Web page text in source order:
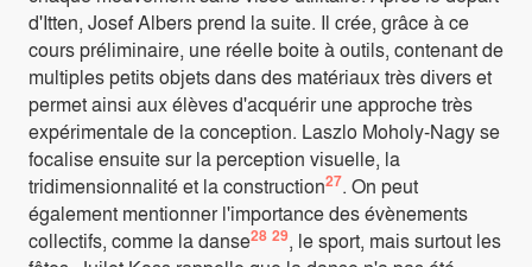
d'Itten, Josef Albers prend la suite. Il crée, grâce à ce
cours préliminaire, une réelle boite à outils, contenant de
multiples petits objets dans des matériaux très divers et
permet ainsi aux élèves d'acquérir une approche très
expérimentale de la conception. Laszlo Moholy-Nagy se
focalise ensuite sur la perception visuelle, la
tridimensionnalité et la construction27. On peut
également mentionner l'importance des évènements
collectifs, comme la danse28 29, le sport, mais surtout les